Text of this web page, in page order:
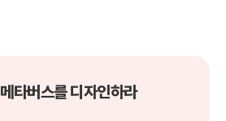
메타버스를 디자인하라